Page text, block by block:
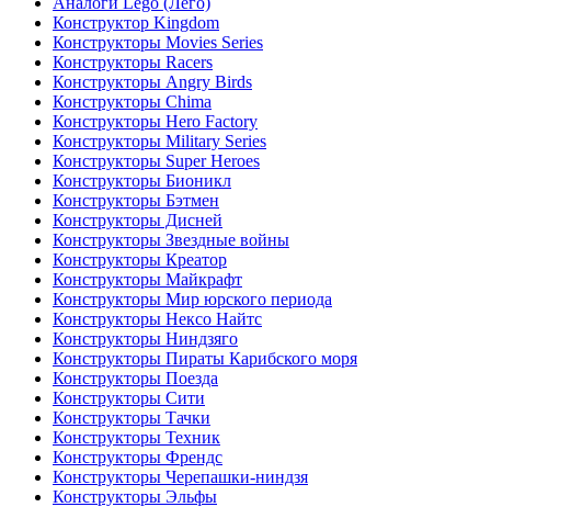
Конструктор Kingdom
Конструкторы Movies Series
Конструкторы Racers
Конструкторы Angry Birds
Конструкторы Chima
Конструкторы Hero Factory
Конструкторы Military Series
Конструкторы Super Heroes
Конструкторы Бионикл
Конструкторы Бэтмен
Конструкторы Дисней
Конструкторы Звездные войны
Конструкторы Креатор
Конструкторы Майкрафт
Конструкторы Мир юрского периода
Конструкторы Нексо Найтс
Конструкторы Ниндзяго
Конструкторы Пираты Карибского моря
Конструкторы Поезда
Конструкторы Сити
Конструкторы Тачки
Конструкторы Техник
Конструкторы Френдс
Конструкторы Черепашки-ниндзя
Конструкторы Эльфы